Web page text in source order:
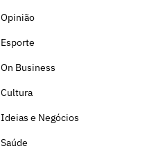
Opinião
Esporte
On Business
Cultura
Ideias e Negócios
Saúde